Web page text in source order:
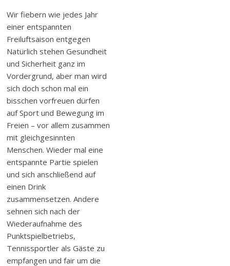
Wir fiebern wie jedes Jahr
einer entspannten
Freiluftsaison entgegen
Natürlich stehen Gesundheit
und Sicherheit ganz im
Vordergrund, aber man wird
sich doch schon mal ein
bisschen vorfreuen dürfen
auf Sport und Bewegung im
Freien – vor allem zusammen
mit gleichgesinnten
Menschen. Wieder mal eine
entspannte Partie spielen
und sich anschließend auf
einen Drink
zusammensetzen. Andere
sehnen sich nach der
Wiederaufnahme des
Punktspielbetriebs,
Tennissportler als Gäste zu
empfangen und fair um die